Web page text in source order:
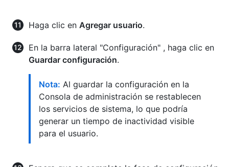
Haga clic en Agregar usuario.
En la barra lateral "Configuración" , haga clic en
Guardar configuración.
Nota: Al guardar la configuración en la
Consola de administración se restablecen
los servicios de sistema, lo que podría
generar un tiempo de inactividad visible
para el usuario.